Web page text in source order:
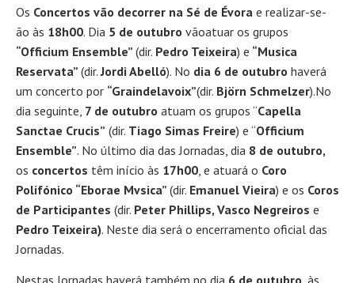
Os Concertos vão decorrer na Sé de Évora e realizar-se-
ão às 18h00. Dia 5 de outubro vãoatuar os grupos
“Officium Ensemble” (dir. Pedro Teixeira) e “Musica
Reservata” (dir.Jordi Abelló). No dia 6 de outubro haverá
um concerto por “Graindelavoix”(dir. Björn Schmelzer).No
dia seguinte, 7 de outubro atuam os grupos “Capella
Sanctae Crucis” (dir. Tiago Simas Freire) e “Officium
Ensemble”. No último dia das Jornadas, dia 8 de outubro,
os concertos têm início às 17h00 , e atuará o Coro
Polifónico “Eborae Mvsica” (dir. Emanuel Vieira) e os Coros
de Participantes (dir. Peter Phillips, Vasco Negreiros e
Pedro Teixeira). Neste dia será o encerramento oficial das
Jornadas.